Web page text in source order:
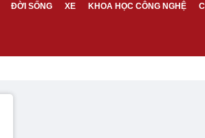
ĐỜI SỐNG XE KHOA HỌC CÔNG NGHỆ